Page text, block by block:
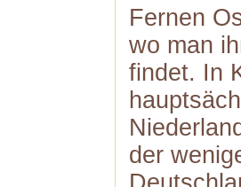
Fernen
wo man
findet. In
der